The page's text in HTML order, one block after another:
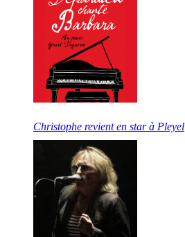
Christophe revient en star à Pleyel